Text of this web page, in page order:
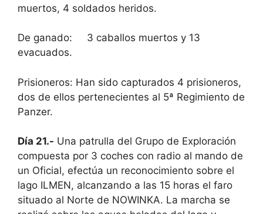
muertos, 4 soldados heridos.
De ganado: 3 caballos muertos y 13
evacuados.
Prisioneros: Han sido capturados 4 prisioneros,
dos de ellos pertenecientes al 5ª Regimiento de
Panzer.
Día 21.- Una patrulla del Grupo de Exploración
compuesta por 3 coches con radio al mando de
un Oficial, efectúa un reconocimiento sobre el
lago ILMEN, alcanzando a las 15 horas el faro
situado al Norte de NOWINKA. La marcha se